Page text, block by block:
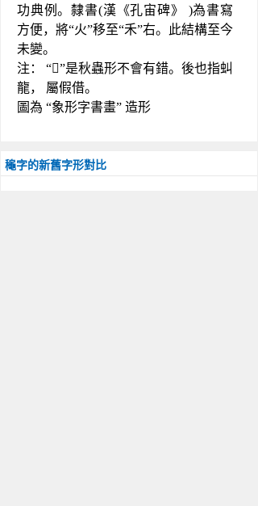
功典例。隸書(漢《孔宙碑》 )為書寫
方便，將“火”移至“禾”右。此結構至今
未變。
注： “”是秋蟲形不會有錯。後也指虯
龍， 屬假借。
圖為 “象形字書畫” 造形
龝字的新舊字形對比